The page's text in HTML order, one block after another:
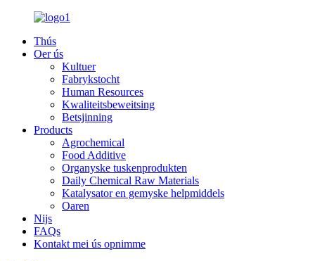
Thús
Oer ús
Kultuer
Fabrykstocht
Human Resources
Kwaliteitsbeweitsing
Betsjinning
Products
Agrochemical
Food Additive
Organyske tuskenprodukten
Daily Chemical Raw Materials
Katalysator en gemyske helpmiddels
Oaren
Nijs
FAQs
Kontakt mei ús opnimme